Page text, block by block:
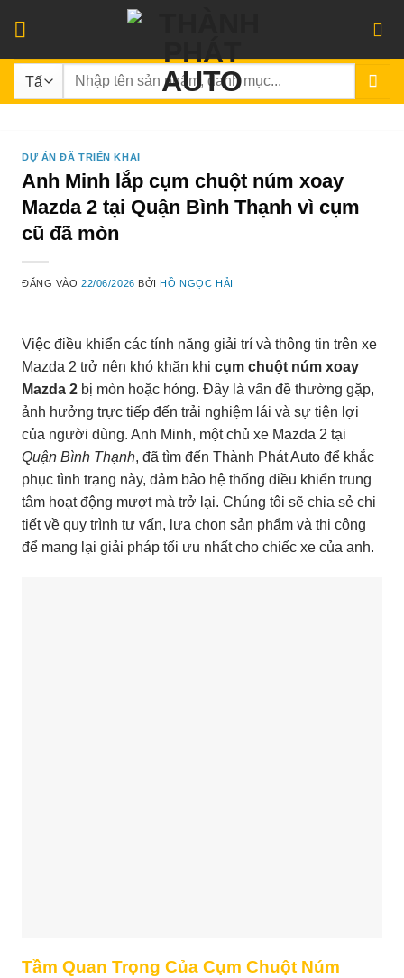
qua
nội
dung
Tìm
DỰ ÁN ĐÃ TRIỂN KHAI
Anh Minh lắp cụm chuột núm xoay
Mazda 2 tại Quận Bình Thạnh vì cụm
cũ đã mòn
ĐĂNG VÀO22/06/2026 BỞIHỒ NGỌC HẢI
Việc điều khiển các tính năng giải trí và thông tin trên xe
Mazda 2 trở nên khó khăn khi cụm chuột núm xoay
Mazda 2 bị mòn hoặc hỏng. Đây là vấn đề thường gặp,
ảnh hưởng trực tiếp đến trải nghiệm lái và sự tiện lợi
của người dùng. Anh Minh, một chủ xe Mazda 2 tại
Quận Bình Thạnh, đã tìm đến Thành Phát Auto để khắc
phục tình trạng này, đảm bảo hệ thống điều khiển trung
tâm hoạt động mượt mà trở lại. Chúng tôi sẽ chia sẻ chi
tiết về quy trình tư vấn, lựa chọn sản phẩm và thi công
để mang lại giải pháp tối ưu nhất cho chiếc xe của anh.
Tầm Quan Trọng Của Cụm Chuột Núm